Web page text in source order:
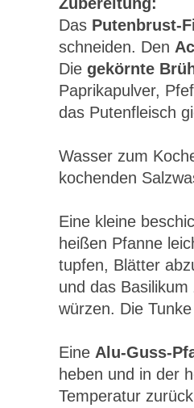
Das Putenbrust-
schneiden. Den
Die gekörnte
Paprikapulver,
das Putenfleisch
Wasser zum
kochenden
Eine kleine
heißen Pfanne
tupfen, Blätter
und das
würzen. Die
Eine Alu-Guss-
heben und in der
Temperatur